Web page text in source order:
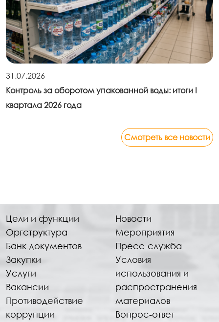
31.07.2026
Контроль за оборотом упакованной воды: итоги I
квартала 2026 года
Смотреть все новости
Цели и функции
Оргструктура
Банк документов
Закупки
Услуги
Вакансии
Противодействие
коррупции
Новости
Мероприятия
Пресс-служба
Условия
использования и
распространения
материалов
Вопрос-ответ